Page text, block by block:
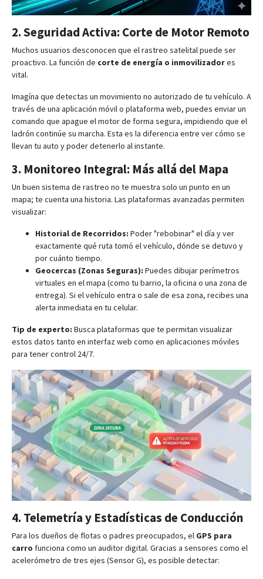
2. Seguridad Activa: Corte de Motor Remoto
Muchos usuarios desconocen que el rastreo satelital puede ser
proactivo. La función de corte de energía o inmovilizadores
vital.
Imagína que detectas un movimiento no autorizado de tu vehículo. A
través de una aplicación móvil o plataforma web, puedes enviar un
comando que apague el motor de forma segura, impidiendo que el
ladrón continúe su marcha. Esta es la diferencia entre ver cómo se
llevan tu auto y poder detenerlo al instante.
3. Monitoreo Integral: Más allá del Mapa
Un buen sistema de rastreo no te muestra solo un punto en un
mapa; te cuenta una historia. Las plataformas avanzadas permiten
visualizar:
Historial de Recorridos: Poder "rebobinar" el día y ver
exactamente qué ruta tomó el vehículo, dónde se detuvo y
por cuánto tiempo.
Geocercas (Zonas Seguras): Puedes dibujar perímetros
virtuales en el mapa (como tu barrio, la oficina o una zona de
entrega). Si el vehículo entra o sale de esa zona, recibes una
alerta inmediata en tu celular.
Tip de experto: Busca plataformas que te permitan visualizar
estos datos tanto en interfaz web como en aplicaciones móviles
para tener control 24/7.
4. Telemetría y Estadísticas de Conducción
Para los dueños de flotas o padres preocupados, el GPS para
carro funciona como un auditor digital. Gracias a sensores como el
acelerómetro de tres ejes (Sensor G), es posible detectar: